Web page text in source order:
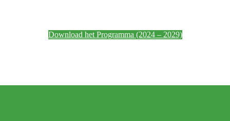
Download het Programma (2024 – 2029)